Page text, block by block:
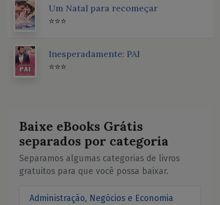
Um Natal para recomeçar
⭐⭐⭐
Inesperadamente: PAI
⭐⭐⭐
Baixe eBooks Grátis
separados por categoria
Separamos algumas categorias de livros
gratuitos para que você possa baixar.
Administração, Negócios e Economia